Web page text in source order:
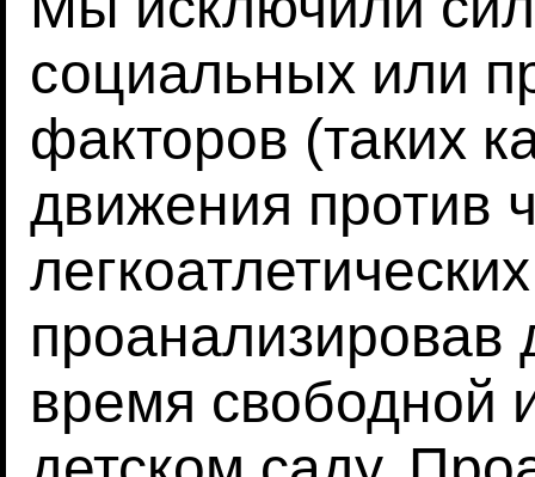
социальных или
факторов (таких
движения против
проанализировав
время свободной